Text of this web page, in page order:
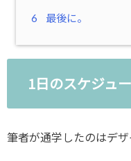
6 最後に。
1日のスケジュ
筆者が通学したのはデザ